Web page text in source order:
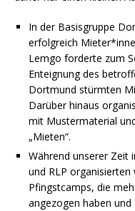
In der Basisgruppe
erfolgreich
Lemgo forderte zum
Enteignung des
Dortmund stürmten
Darüber hinaus
mit Mustermaterial
„Mieten“.
Während unserer Zeit
und RLP
Pfingstcamps, die
angezogen haben